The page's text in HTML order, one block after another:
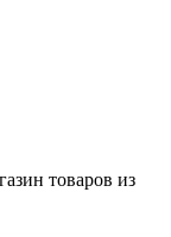
товаров из